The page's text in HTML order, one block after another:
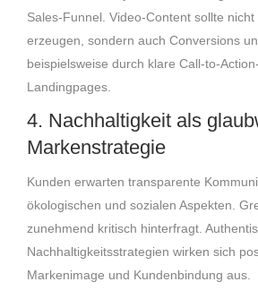
Sales-Funnel. Video-Content sollte
erzeugen, sondern auch Conversions
beispielsweise durch klare Call-to-
Landingpages.
4. Nachhaltigkeit als
Markenstrategie
Kunden erwarten transparente
ökologischen und sozialen Aspekten.
zunehmend kritisch hinterfragt.
Nachhaltigkeitsstrategien wirken sich
Markenimage und Kundenbindung aus.